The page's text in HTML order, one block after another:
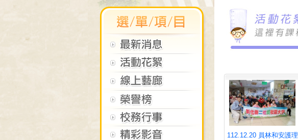
112.12.20 員林和安護理